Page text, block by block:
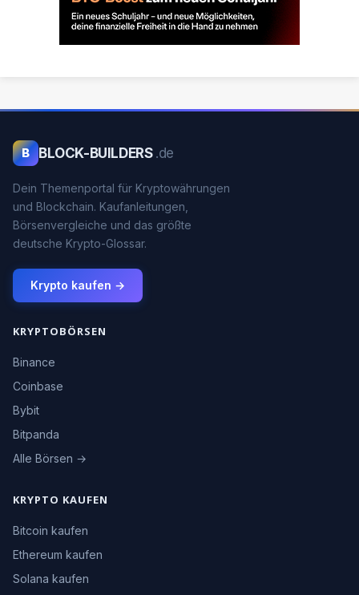
B BLOCK-BUILDERS .de
Dein Themenportal für Kryptowährungen
und Blockchain. Kaufanleitungen,
Börsenvergleiche und das größte
deutsche Krypto-Glossar.
Krypto kaufen →
KRYPTOBÖRSEN
Binance
Coinbase
Bybit
Bitpanda
Alle Börsen →
KRYPTO KAUFEN
Bitcoin kaufen
Ethereum kaufen
Solana kaufen